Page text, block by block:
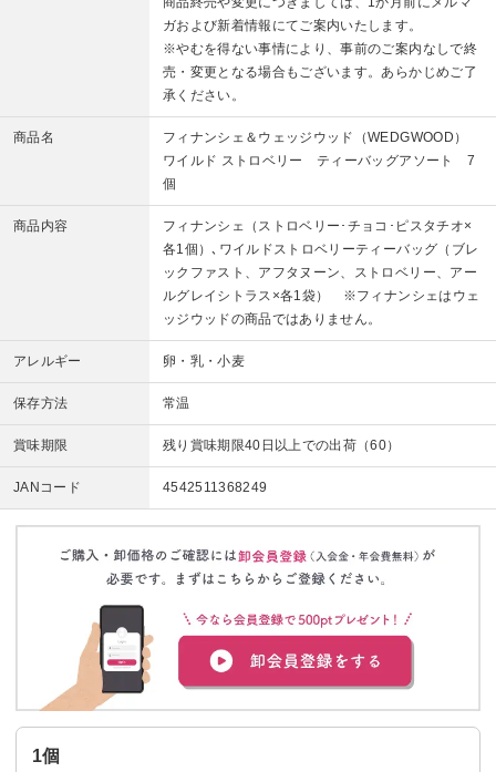
ガおよび新着情報にてご案内いたします。
※やむを得ない事情により、事前のご案内なしで終
売・変更となる場合もございます。あらかじめご了
承ください。
商品名
フィナンシェ＆ウェッジウッド（WEDGWOOD）
ワイルド ストロベリー ティーバッグアソート 7
個
商品内容
フィナンシェ（ストロベリー･チョコ･ピスタチオ×
各1個）､ワイルドストロベリーティーバッグ（ブレ
ックファスト、アフタヌーン、ストロベリー、アー
ルグレイシトラス×各1袋） ※フィナンシェはウェ
ッジウッドの商品ではありません。
アレルギー 卵・乳・小麦
保存方法 常温
賞味期限 残り賞味期限40日以上での出荷（60）
JANコード 4542511368249
1個